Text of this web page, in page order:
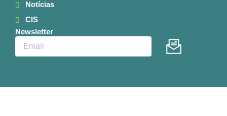
Notícias
CIS
Newsletter
Enviar